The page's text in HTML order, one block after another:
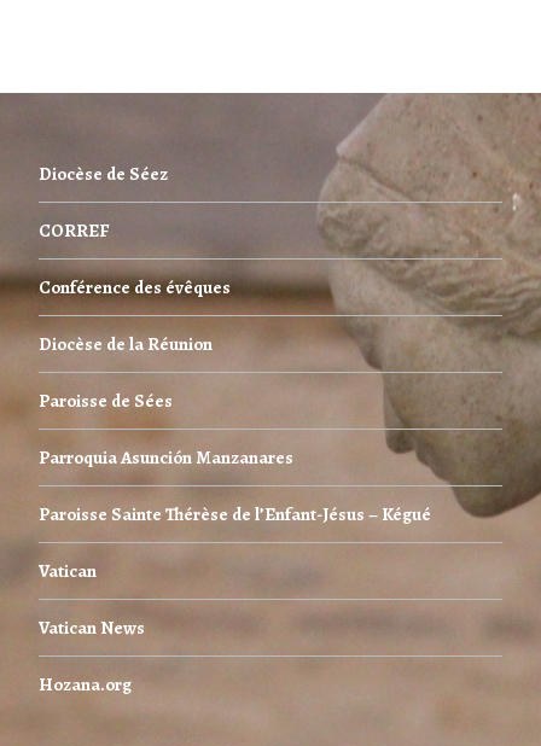
Diocèse de Séez
CORREF
Conférence des évêques
Diocèse de la Réunion
Paroisse de Sées
Parroquia Asunción Manzanares
Paroisse Sainte Thérèse de l’Enfant-Jésus – Kégué
Vatican
Vatican News
Hozana.org